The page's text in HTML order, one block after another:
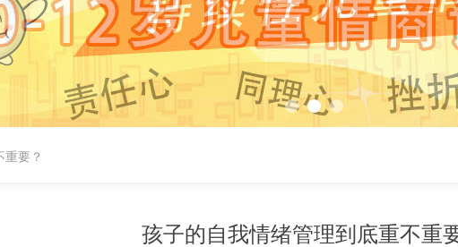
孩子的自我情绪管理到底重不重
要？